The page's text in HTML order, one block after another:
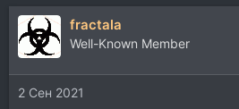
а
к
ц
и
и
:
fractala
Well-Known Member
2 Сен 2021